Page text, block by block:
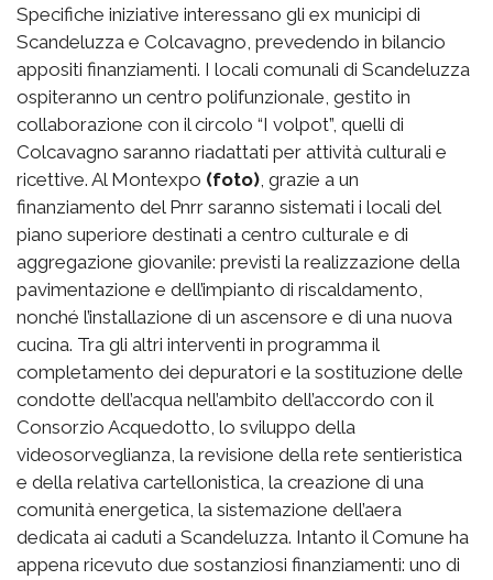
Specifiche iniziative interessano gli ex municipi di
Scandeluzza e Colcavagno, prevedendo in bilancio
appositi finanziamenti. I locali comunali di Scandeluzza
ospiteranno un centro polifunzionale, gestito in
collaborazione con il circolo “I volpot”, quelli di
Colcavagno saranno riadattati per attività culturali e
ricettive. Al Montexpo (foto), grazie a un
finanziamento del Pnrr saranno sistemati i locali del
piano superiore destinati a centro culturale e di
aggregazione giovanile: previsti la realizzazione della
pavimentazione e dell’impianto di riscaldamento,
nonché l’installazione di un ascensore e di una nuova
cucina. Tra gli altri interventi in programma il
completamento dei depuratori e la sostituzione delle
condotte dell’acqua nell’ambito dell’accordo con il
Consorzio Acquedotto, lo sviluppo della
videosorveglianza, la revisione della rete sentieristica
e della relativa cartellonistica, la creazione di una
comunità energetica, la sistemazione dell’aera
dedicata ai caduti a Scandeluzza. Intanto il Comune ha
appena ricevuto due sostanziosi finanziamenti: uno di